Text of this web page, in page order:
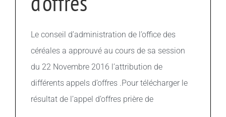
Le conseil d’administration de l’office des
céréales a approuvé au cours de sa session
du 22 Novembre 2016 l’attribution de
différents appels d’offres .Pour télécharger le
résultat de l’appel d’offres prière de